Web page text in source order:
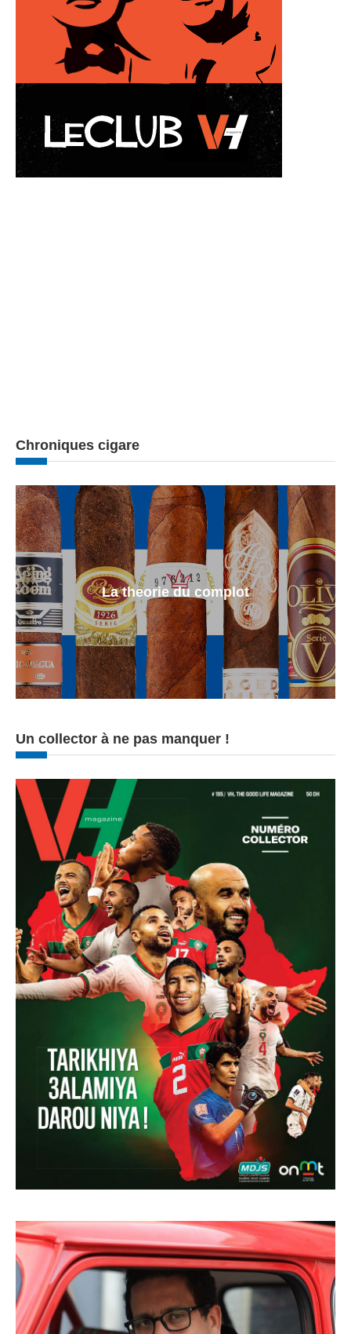
Chroniques cigare
La theorie du complot
Un collector à ne pas manquer !